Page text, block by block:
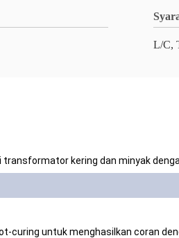
L/C,
transformator kering dan minyak
curing untuk menghasilkan coran